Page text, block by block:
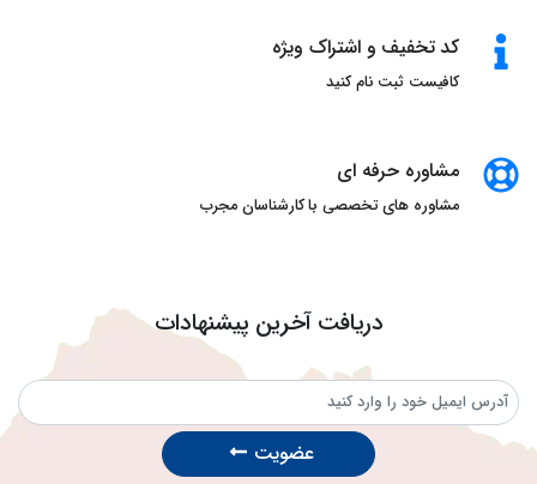
کد تخفیف و اشتراک ویژه
کافیست ثبت نام کنید
مشاوره حرفه ای
مشاوره های تخصصی با کارشناسان مجرب
دریافت آخرین پیشنهادات
عضویت